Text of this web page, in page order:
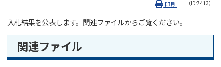
（ID:7413）
印刷
入札結果を公表します。関連ファイルからご覧ください。
関連ファイル